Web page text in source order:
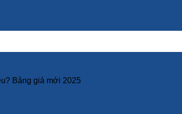
Bảng giá mới 2025